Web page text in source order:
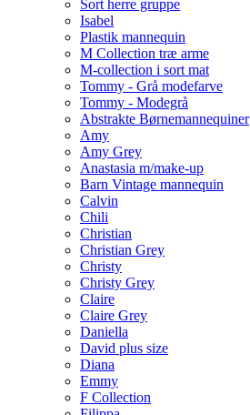
Sort herre gruppe
Isabel
Plastik mannequin
M Collection træ arme
M-collection i sort mat
Tommy - Grå modefarve
Tommy - Modegrå
Abstrakte Børnemannequiner
Amy
Amy Grey
Anastasia m/make-up
Barn Vintage mannequin
Calvin
Chili
Christian
Christian Grey
Christy
Christy Grey
Claire
Claire Grey
Daniella
David plus size
Diana
Emmy
F Collection